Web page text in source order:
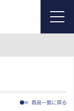
menu
商品一覧に戻る